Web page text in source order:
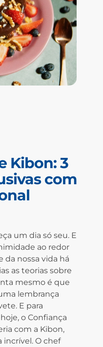
Kibon: 3
com
um dia só seu. E
ao redor
da nossa vida há
as teorias sobre
mesmo é que
lembrança
E para
o Confiança
com a Kibon,
incrível. O chef